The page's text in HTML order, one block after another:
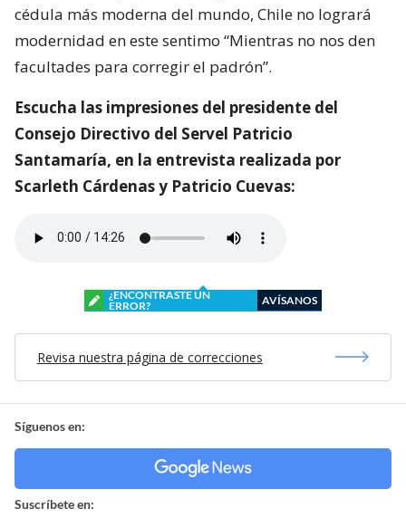
cédula más moderna del mundo, Chile no logrará
modernidad en este sentimo “Mientras no nos den
facultades para corregir el padrón”.
Escucha las impresiones del presidente del
Consejo Directivo del Servel Patricio
Santamaría, en la entrevista realizada por
Scarleth Cárdenas y Patricio Cuevas:
¿ENCONTRASTE UN
ERROR?
AVÍSANOS
Revisa nuestra página de correcciones
Síguenos en:
Suscríbete en: